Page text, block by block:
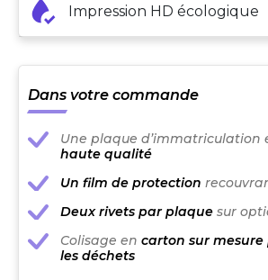
Impression HD écologique
Dans votre commande
Une plaque d’immatriculation
haute qualité
Un film de protection
Deux rivets par plaque sur
Colisage en carton sur
les déchets